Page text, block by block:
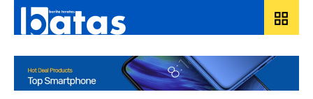
grid_view